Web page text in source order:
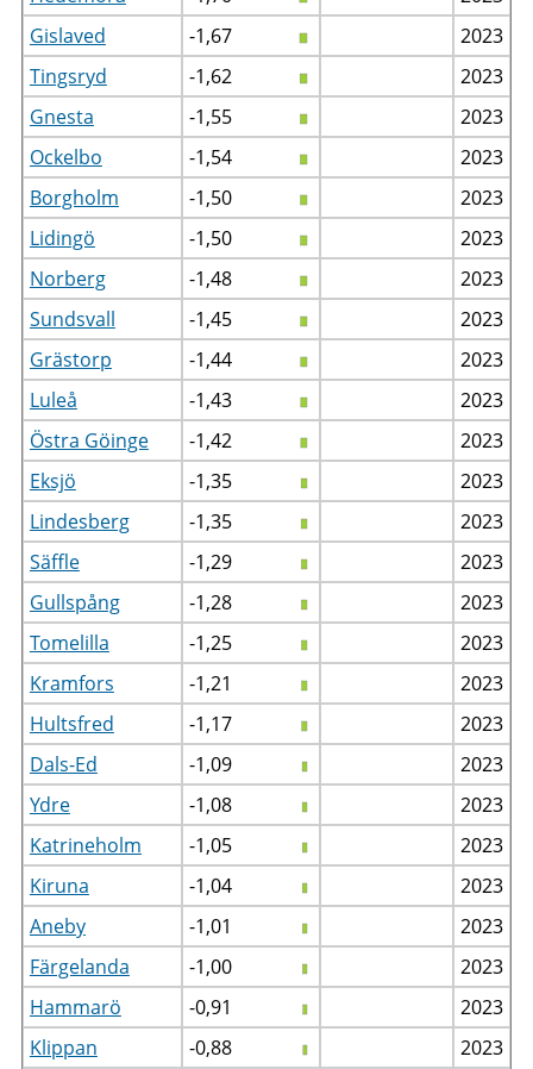
Gislaved
-1,67
2023
Tingsryd
-1,62
2023
Gnesta
-1,55
2023
Ockelbo
-1,54
2023
Borgholm
-1,50
2023
Lidingö
-1,50
2023
Norberg
-1,48
2023
Sundsvall
-1,45
2023
Grästorp
-1,44
2023
Luleå
-1,43
2023
Östra Göinge
-1,42
2023
Eksjö
-1,35
2023
Lindesberg
-1,35
2023
Säffle
-1,29
2023
Gullspång
-1,28
2023
Tomelilla
-1,25
2023
Kramfors
-1,21
2023
Hultsfred
-1,17
2023
Dals-Ed
-1,09
2023
Ydre
-1,08
2023
Katrineholm
-1,05
2023
Kiruna
-1,04
2023
Aneby
-1,01
2023
Färgelanda
-1,00
2023
Hammarö
-0,91
2023
Klippan
-0,88
2023